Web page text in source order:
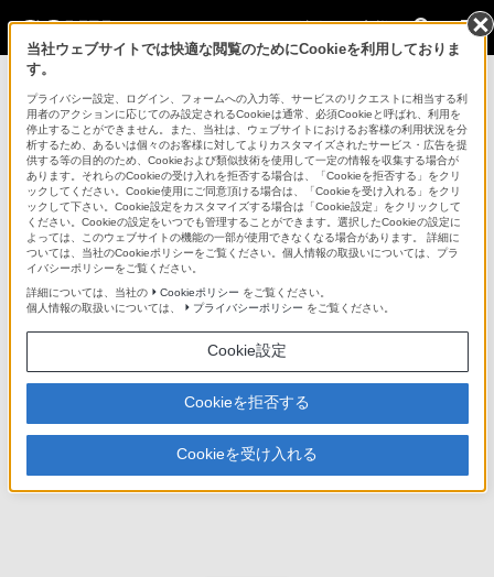
法人のお客様
レコーダー／プレーヤー用周辺機器・アクセサリー >
UPG03 > 商品の写真
法人のお客様
レコーダー／プレーヤー用周辺機器・アクセサリー
PDBZ-UPG03
ソフトウェアアップグレードキー
商品の写真
当社ウェブサイトでは快適な閲覧のためにCookieを利用しておりま
す。
プライバシー設定、ログイン、フォームへの入力等、サービスのリクエストに相当する利
用者のアクションに応じてのみ設定されるCookieは通常、必須Cookieと呼ばれ、利用を
停止することができません。また、当社は、ウェブサイトにおけるお客様の利用状況を分
析するため、あるいは個々のお客様に対してよりカスタマイズされたサービス・広告を提
供する等の目的のため、Cookieおよび類似技術を使用して一定の情報を収集する場合が
あります。それらのCookieの受け入れを拒否する場合は、「Cookieを拒否する」をクリ
ックしてください。Cookie使用にご同意頂ける場合は、「Cookieを受け入れる」をクリ
ックして下さい。Cookie設定をカスタマイズする場合は「Cookie設定」をクリックして
ください。Cookieの設定をいつでも管理することができます。選択したCookieの設定に
よっては、このウェブサイトの機能の一部が使用できなくなる場合があります。 詳細に
ついては、当社のCookieポリシーをご覧ください。個人情報の取扱いについては、プラ
イバシーポリシーをご覧ください。
詳細については、当社の
Cookieポリシー をご覧ください。
個人情報の取扱いについては、
プライバシーポリシー をご覧ください。
Cookie設定
Cookieを拒否する
Cookieを受け入れる